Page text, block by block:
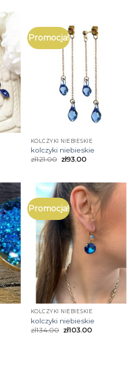
Promocja!
KOLCZYKI NIEBIESKIE
kolczyki niebieskie
zł121.00 zł93.00
Promocja!
KOLCZYKI NIEBIESKIE
kolczyki niebieskie
zł134.00 zł103.00